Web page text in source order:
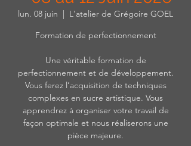
lun. 08 juin
  |
L'atelier de Grégoire GOEL
Formation de perfectionnement
Une véritable formation de
perfectionnement et de développement.
Vous ferez l’acquisition de techniques
complexes en sucre artistique. Vous
apprendrez à organiser votre travail de
façon optimale et nous réaliserons une
pièce majeure.